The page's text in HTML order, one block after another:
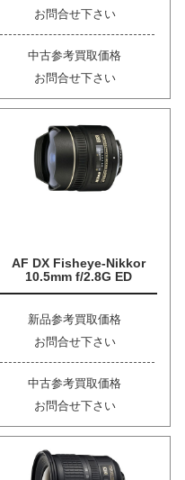
お問合せ下さい
中古参考買取価格
お問合せ下さい
AF DX Fisheye-Nikkor
10.5mm f/2.8G ED
新品参考買取価格
お問合せ下さい
中古参考買取価格
お問合せ下さい